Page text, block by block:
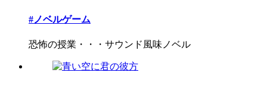
#ノベルゲーム
恐怖の授業・・・サウンド風味ノベル